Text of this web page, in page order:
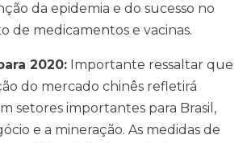
da epidemia e do sucesso no
de medicamentos e vacinas.
2020: Importante ressaltar que
do mercado chinês refletirá
setores importantes para Brasil,
e a mineração. As medidas de